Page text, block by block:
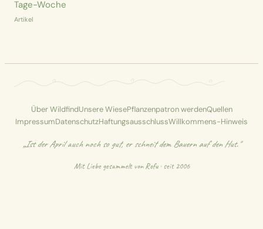
Tage-Woche
Artikel
Über WildfindUnsere WiesePflanzenpatron werdenQuellen
ImpressumDatenschutzHaftungsausschlussWillkommens-Hinweis
„Ist der April auch noch so gut, er schneit dem Bauern auf den Hut."
Mit Liebe gesammelt vonRofu· seit 2006